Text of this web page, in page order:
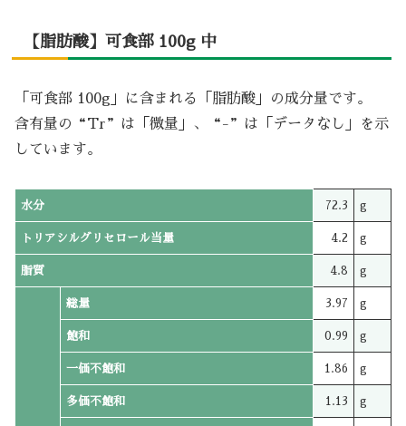
【脂肪酸】可食部 100g 中
「可食部 100g」に含まれる「脂肪酸」の成分量です。
含有量の“Tr”は「微量」、“-”は「データなし」を示
しています。
水分 72.3 g
トリアシルグリセロール当量 4.2 g
脂質 4.8 g
総量 3.97 g
飽和 0.99 g
一価不飽和 1.86 g
多価不飽和 1.13 g